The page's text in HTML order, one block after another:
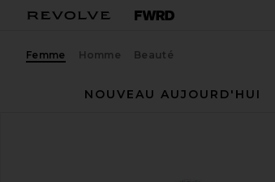
Femme Homme Beauté
NOUVEAU AUJOURD'HUI